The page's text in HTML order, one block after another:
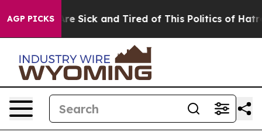
AGP PICKSAre Sick and Tired of This Politics of Hatred”